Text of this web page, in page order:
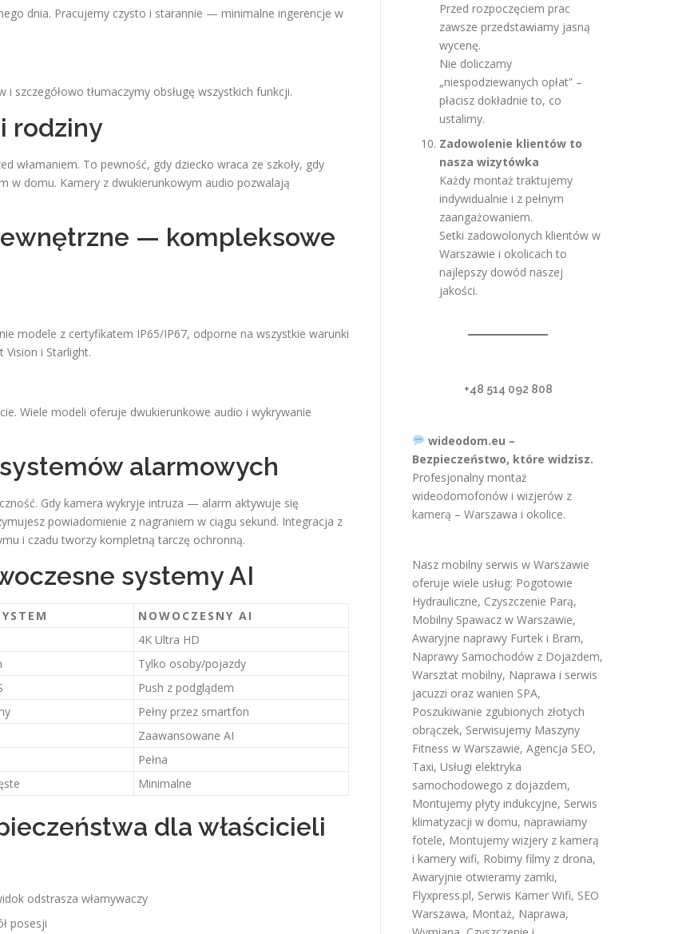
dnia. Pracujemy czysto i starannie — minimalne ingerencje w
szczegółowo tłumaczymy obsługę wszystkich funkcji.
rodziny
włamaniem. To pewność, gdy dziecko wraca ze szkoły, gdy
w domu. Kamery z dwukierunkowym audio pozwalają
— kompleksowe
modele z certyfikatem IP65/IP67, odporne na wszystkie warunki
Vision i Starlight.
Wiele modeli oferuje dwukierunkowe audio i wykrywanie
alarmowych
Gdy kamera wykryje intruza — alarm aktywuje się
powiadomienie z nagraniem w ciągu sekund. Integracja z
i czadu tworzy kompletną tarczę ochronną.
systemy AI
NOWOCZESNY AI
4K Ultra HD
Tylko osoby/pojazdy
Push z podglądem
Pełny przez smartfon
Zaawansowane AI
Pełna
Minimalne
dla właścicieli
odstrasza włamywaczy
posesji
Przed rozpoczęciem prac
zawsze przedstawiamy jasną
wycenę.
Nie doliczamy
„niespodziewanych opłat” –
płacisz dokładnie to, co
ustalimy.
Zadowolenie klientów to
nasza wizytówka
Każdy montaż traktujemy
indywidualnie i z pełnym
zaangażowaniem.
Setki zadowolonych klientów w
Warszawie i okolicach to
najlepszy dowód naszej
jakości.
+48 514 092 808
wideodom.eu –
Bezpieczeństwo, które widzisz.
Profesjonalny montaż
wideodomofonów i wizjerów z
kamerą – Warszawa i okolice.
Nasz mobilny serwis w Warszawie
oferuje wiele usług: Pogotowie
Hydrauliczne, Czyszczenie Parą,
Mobilny Spawacz w Warszawie,
Awaryjne naprawy Furtek i Bram,
Naprawy Samochodów z Dojazdem,
Warsztat mobilny, Naprawa i serwis
jacuzzi oraz wanien SPA,
Poszukiwanie zgubionych złotych
obrączek, Serwisujemy Maszyny
Fitness w Warszawie, Agencja SEO,
Taxi, Usługi elektryka
samochodowego z dojazdem,
Montujemy płyty indukcyjne, Serwis
klimatyzacji w domu, naprawiamy
fotele, Montujemy wizjery z kamerą
i kamery wifi, Robimy filmy z drona,
Awaryjnie otwieramy zamki,
Flyxpress.pl, Serwis Kamer Wifi, SEO
Warszawa, Montaż, Naprawa,